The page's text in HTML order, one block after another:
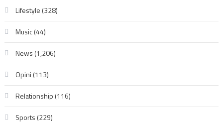
Lifestyle (328)
Music(44)
News (1,206)
Opini (113)
Relationship (116)
Sports (229)